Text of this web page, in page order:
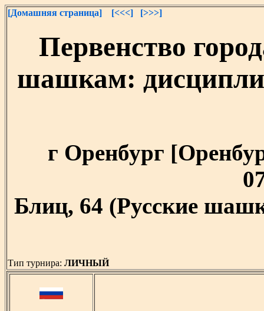
[Домашняя страница] [<<<] [>>>]
Первенство
шашкам:
г Оренбург
Блиц, 64 (Русские
Тип турнира: ЛИЧНЫЙ